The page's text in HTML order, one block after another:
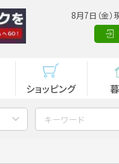
8月7日（金
ショッピング